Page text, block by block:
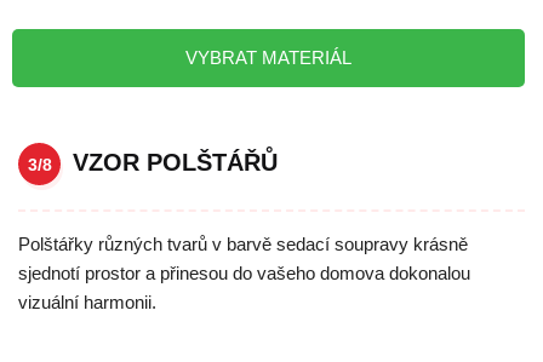
VYBRAT MATERIÁL
3/8 VZOR POLŠTÁŘŮ
Polštářky různých tvarů v barvě sedací soupravy krásně
sjednotí prostor a přinesou do vašeho domova dokonalou
vizuální harmonii.